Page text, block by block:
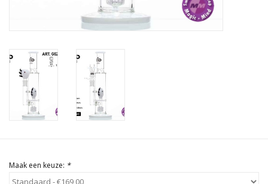
Maak een keuze: *